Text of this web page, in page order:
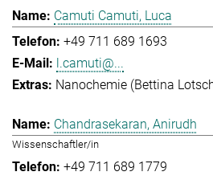
Camuti Camuti, Luca
+49 711 689 1693
l.camuti@...
Nanochemie (Bettina
Chandrasekaran, Anirudh
Wissenschaftler/in
+49 711 689 1779